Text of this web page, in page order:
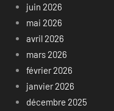
juin 2026
mai 2026
avril 2026
mars 2026
février 2026
janvier 2026
décembre 2025